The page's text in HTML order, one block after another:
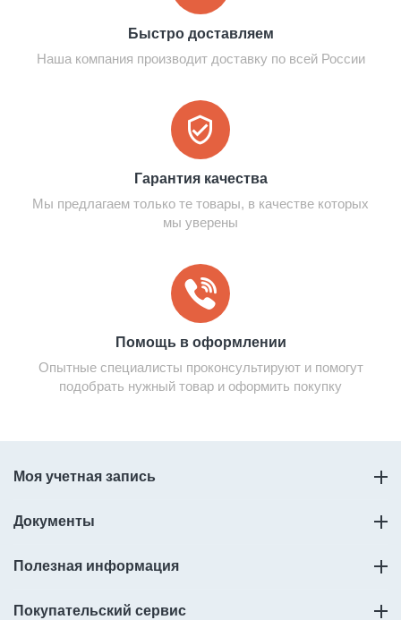
Быстро доставляем
Наша компания производит доставку по всей России
Гарантия качества
Мы предлагаем только те товары, в качестве которых
мы уверены
Помощь в оформлении
Опытные специалисты проконсультируют и помогут
подобрать нужный товар и оформить покупку
Моя учетная запись
Документы
Полезная информация
Покупательский сервис